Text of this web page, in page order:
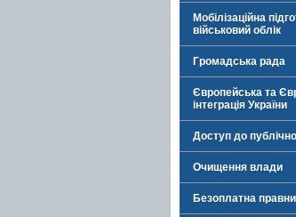
Мобілізаційна
військовий облік
Громадська рада
Європейська та
інтеграція України
Доступ до
Очищення влади
Безоплатна